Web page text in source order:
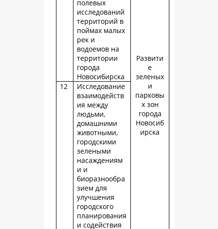
Развити
е
зеленых
и
парковы
х зон
города
Новосиб
ирска
полевых
исследований
территорий в
поймах малых
рек и
водоемов на
территории
города
Новосибирска
12
Исследование
взаимодейств
ия между
людьми,
домашними
животными,
городскими
зелеными
насаждениям
и и
биоразнообра
зием для
улучшения
городского
планирования
и содействия